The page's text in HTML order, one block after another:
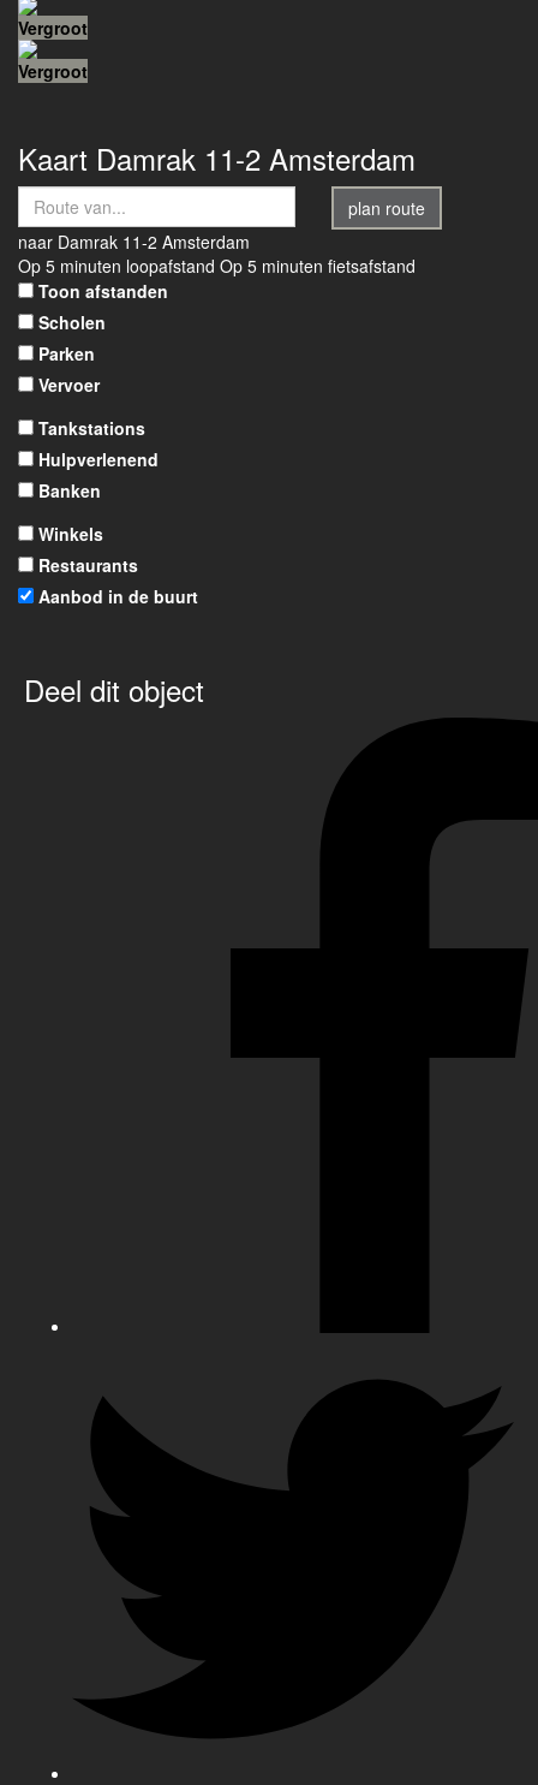
Vergroot
Vergroot
Kaart Damrak 11-2 Amsterdam
plan route
naar Damrak 11-2 Amsterdam
Op 5 minuten loopafstand Op 5 minuten fietsafstand
Toon afstanden
Scholen
Parken
Vervoer
Tankstations
Hulpverlenend
Banken
Winkels
Restaurants
Aanbod in de buurt
Deel dit object